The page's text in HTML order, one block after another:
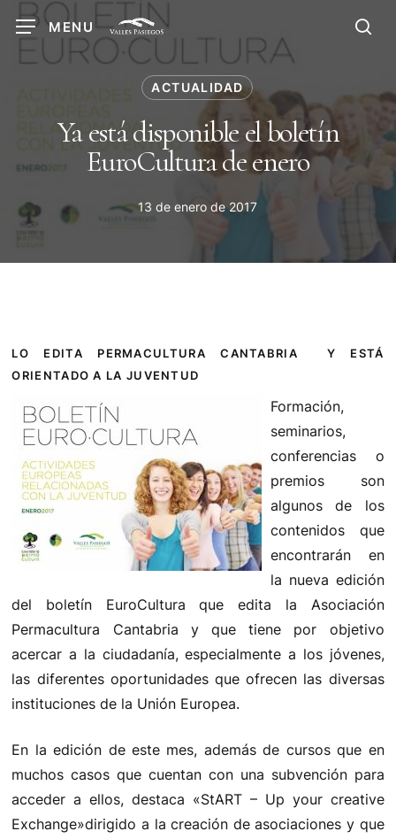
main
MENU
ACTUALIDAD
Ya está disponible el boletín
EuroCultura de enero
13 de enero de 2017
LO EDITA PERMACULTURA CANTABRIA Y ESTÁ
ORIENTADO A LA JUVENTUD
Formación,
seminarios,
conferencias o
premios son
algunos de los
contenidos que
encontrarán en
la nueva edición
del boletín EuroCultura que edita la Asociación
Permacultura Cantabria y que tiene por objetivo
acercar a la ciudadanía, especialmente a los jóvenes,
las diferentes oportunidades que ofrecen las diversas
instituciones de la Unión Europea.
En la edición de este mes, además de cursos que en
muchos casos que cuentan con una subvención para
acceder a ellos, destaca «StART – Up your creative
Exchange»dirigido a la creación de asociaciones y que